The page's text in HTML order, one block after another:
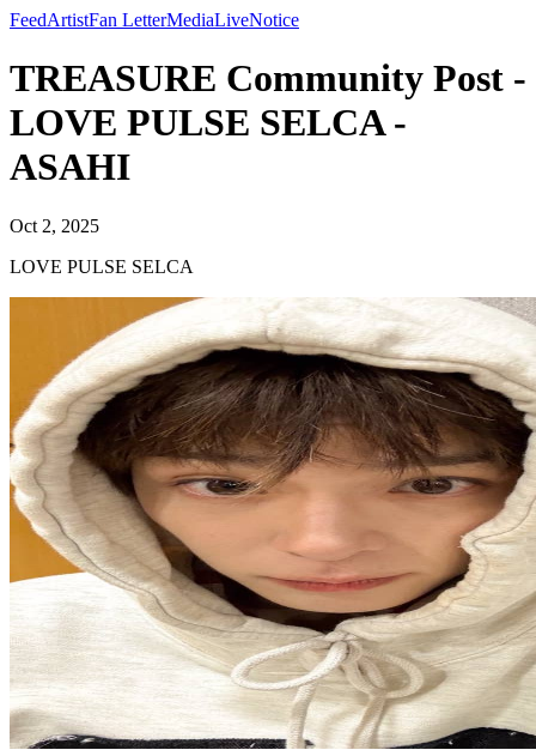
FeedArtistFan LetterMediaLiveNotice
TREASURE Community Post -
LOVE PULSE SELCA -
ASAHI
Oct 2, 2025
LOVE PULSE SELCA